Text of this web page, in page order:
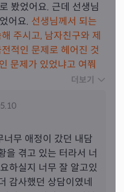
봤었어요. 근데 선생님
어요. 선생님께서 되는
주시고, 남자친구와 제
적인 문제로 헤어진 것
문제가 있었냐고 여쭤
인 문제가 있을 때 남자는
마음이 있으면 연락을
될까?”하는 생각도 가지
인 조언들도 해주시면
을 못 놓기는 하지만, 혹
사람을 만나면 선생님
다!!
더보기
무 애정이 갔던 내담
을 겪고 있는 터라서 너
하실지 너무 잘 알고있
감사했던 상담이였네